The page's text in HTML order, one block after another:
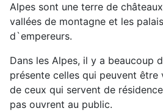
Alpes sont une terre de
vallées de montagne et les
d`empereurs.
Dans les Alpes, il y a beaucoup
présente celles qui peuvent
de ceux qui servent de
pas ouvrent au public.